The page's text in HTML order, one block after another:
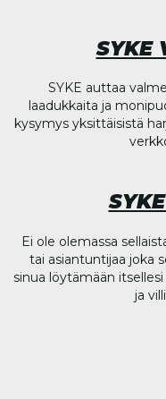
SYKE auttaa
laadukkaita ja
kysymys yksittäisistä
Ei ole olemassa
tai asiantuntijaa joka
sinua löytämään
ja